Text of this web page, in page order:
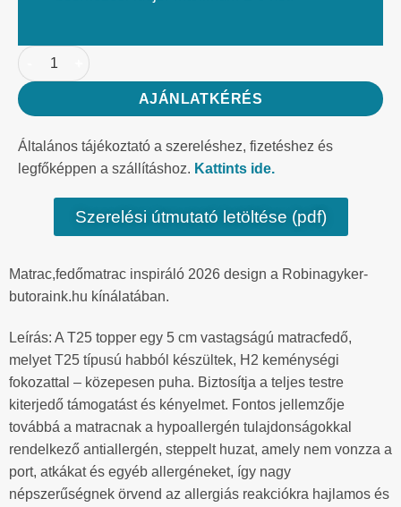
AJÁNLATKÉRÉS
Általános tájékoztató a szereléshez, fizetéshez és
legfőképpen a szállításhoz. Kattints ide.
Szerelési útmutató letöltése (pdf)
Matrac,fedőmatrac inspiráló 2026 design a Robinagyker-
butoraink.hu kínálatában.
Leírás: A T25 topper egy 5 cm vastagságú matracfedő,
melyet T25 típusú habból készültek, H2 keménységi
fokozattal – közepesen puha. Biztosítja a teljes testre
kiterjedő támogatást és kényelmet. Fontos jellemzője
továbbá a matracnak a hypoallergén tulajdonságokkal
rendelkező antiallergén, steppelt huzat, amely nem vonzza a
port, atkákat és egyéb allergéneket, így nagy
népszerűségnek örvend az allergiás reakciókra hajlamos és